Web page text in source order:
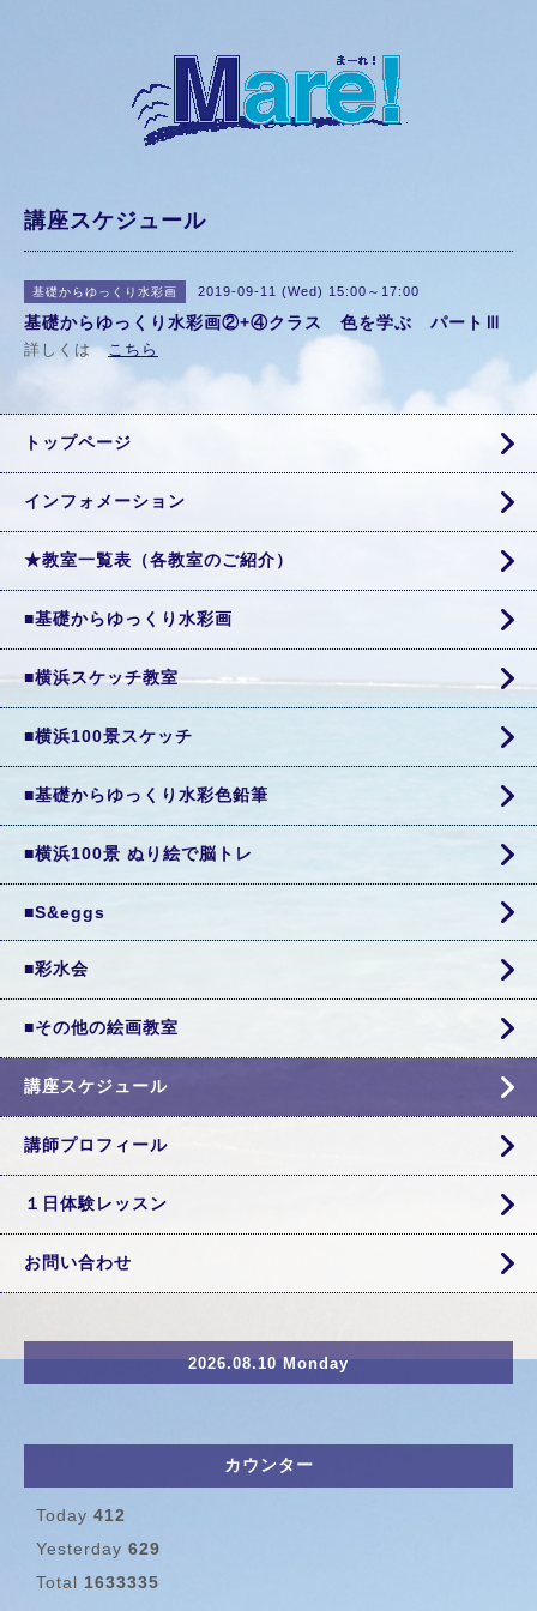
講座スケジュール
基礎からゆっくり水彩画 2019-09-11 (Wed) 15:00～17:00
基礎からゆっくり水彩画②+④クラス 色を学ぶ パートⅢ
詳しくはこちら
トップページ
インフォメーション
★教室一覧表（各教室のご紹介）
■基礎からゆっくり水彩画
■横浜スケッチ教室
■横浜100景スケッチ
■基礎からゆっくり水彩色鉛筆
■横浜100景 ぬり絵で脳トレ
■S&eggs
■彩水会
■その他の絵画教室
講座スケジュール
講師プロフィール
１日体験レッスン
お問い合わせ
2026.08.10 Monday
カウンター
Today 412
Yesterday 629
Total 1633335